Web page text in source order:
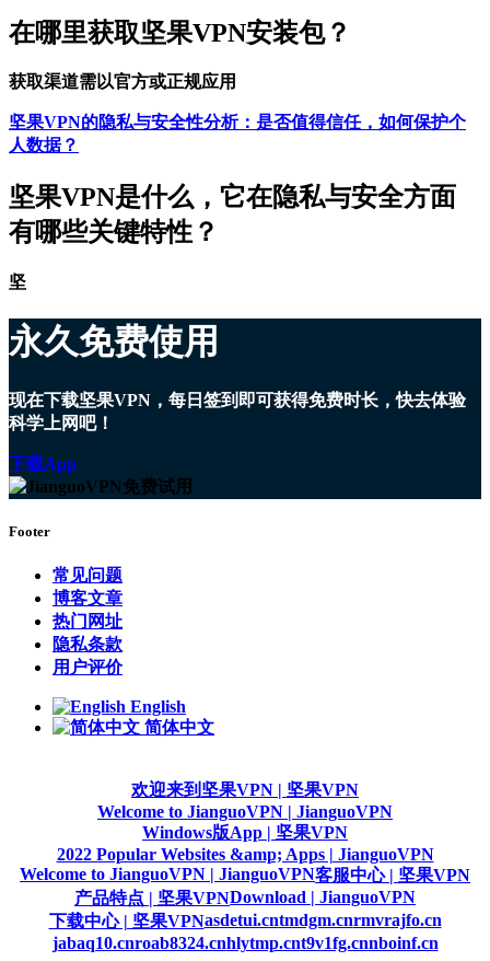
在哪里获取坚果VPN安装包？
获取渠道需以官方或正规应用
坚果VPN的隐私与安全性分析：是否值得信任，如何保护个
人数据？
坚果VPN是什么，它在隐私与安全方面
有哪些关键特性？
坚
永久免费使用
现在下载坚果VPN，每日签到即可获得免费时长，快去体验
科学上网吧！
下载App
Footer
常见问题
博客文章
热门网址
隐私条款
用户评价
English
简体中文
欢迎来到坚果VPN | 坚果VPN
Welcome to JianguoVPN | JianguoVPN
Windows版App | 坚果VPN
2022 Popular Websites &amp; Apps | JianguoVPN
Welcome to JianguoVPN | JianguoVPN客服中心 | 坚果VPN
产品特点 | 坚果VPNDownload | JianguoVPN
下载中心 | 坚果VPNasdetui.cntmdgm.cnrmvrajfo.cn
jabaq10.cnroab8324.cnhlytmp.cnt9v1fg.cnnboinf.cn